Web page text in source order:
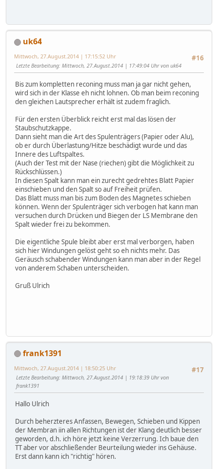
uk64
#16
Mittwoch, 27.August.2014 | 17:15:52 Uhr
Letzte Bearbeitung: Mittwoch, 27.August.2014 | 17:49:04 Uhr von uk64
Bis zum kompletten reconing muss man ja gar nicht gehen,
wird sich in der Klasse eh nicht lohnen. Ob man beim reconing
den gleichen Lautsprecher erhält ist zudem fraglich.
Für den ersten Überblick reicht erst mal das lösen der
Staubschutzkappe.
Dann sieht man die Art des Spulenträgers (Papier oder Alu),
ob er durch Überlastung/Hitze beschädigt wurde und das
Innere des Luftspaltes.
(Auch der Test mit der Nase (riechen) gibt die Möglichkeit zu
Rückschlüssen.)
In diesen Spalt kann man ein zurecht gedrehtes Blatt Papier
einschieben und den Spalt so auf Freiheit prüfen.
Das Blatt muss man bis zum Boden des Magnetes schieben
können. Wenn der Spulenträger sich verbogen hat kann man
versuchen durch Drücken und Biegen der LS Membrane den
Spalt wieder frei zu bekommen.
Die eigentliche Spule bleibt aber erst mal verborgen, haben
sich hier Windungen gelöst geht so eh nichts mehr. Das
Geräusch schabender Windungen kann man aber in der Regel
von anderem Schaben unterscheiden.
Gruß Ulrich
frank1391
#17
Mittwoch, 27.August.2014 | 18:50:25 Uhr
Letzte Bearbeitung: Mittwoch, 27.August.2014 | 19:18:39 Uhr von
frank1391
Hallo Ulrich
Durch beherzteres Anfassen, Bewegen, Schieben und Kippen
der Membran iin allen Richtungen ist der Klang deutlich besser
geworden, d.h. ich höre jetzt keine Verzerrung. Ich baue den
TT aber vor abschließender Beurteilung wieder ins Gehäuse.
Erst dann kann ich "richtig" hören.